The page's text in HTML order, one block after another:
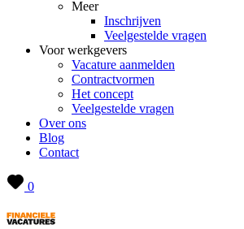
Meer
Inschrijven
Veelgestelde vragen
Voor werkgevers
Vacature aanmelden
Contractvormen
Het concept
Veelgestelde vragen
Over ons
Blog
Contact
0